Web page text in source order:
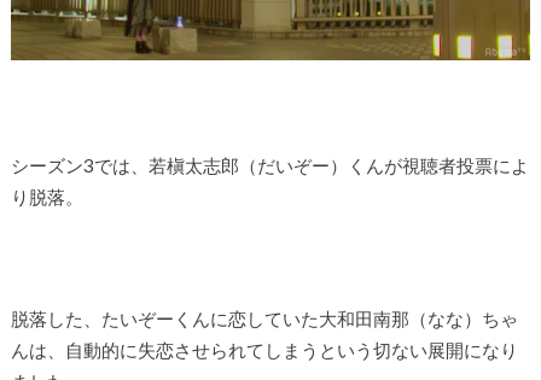
シーズン3では、若槇太志郎（だいぞー）くんが視聴者投票によ
り脱落。
脱落した、たいぞーくんに恋していた大和田南那（なな）ちゃ
んは、自動的に失恋させられてしまうという切ない展開になり